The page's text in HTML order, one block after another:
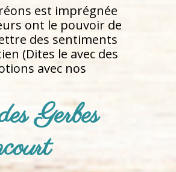
est imprégnée
ont le pouvoir de
des sentiments
(Dites le avec des
avec nos
Gerbes